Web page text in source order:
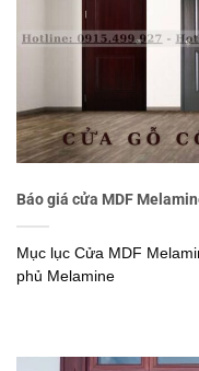
Báo giá cửa MDF
Mục lục Cửa MDF
phủ Melamine